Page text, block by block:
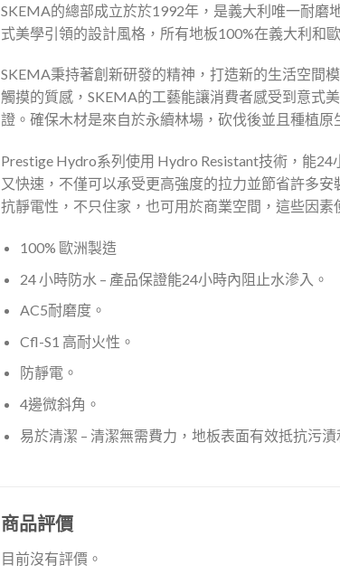
SKEMA的總部成立於於1992年，是義大利唯一耐磨
式美學引領的設計風格，所有地板100%在義大利和
SKEMA秉持著創新研發的精神，打造新的生活空間
觸摸的質感，SKEMA的工藝能讓消費者感受到意式
證。確保木材是來自於永續林場，砍伐後並且種植
Prestige Hydro系列使用 Hydro Resistant技術，能
又快速，不僅可以承受更高強度的拉力並節省許多
抗靜電性，不只住家，也可用於商業空間，這些因
100% 歐洲製造
24 小時防水 – 產品保證能24小時內阻止水滲入。
AC5耐磨度。
Cfl-S1 高耐火性。
防靜電。
4邊微斜角。
易於清潔 – 清潔無需費力，地板表面有效抵抗污
商品評價
目前沒有評價。